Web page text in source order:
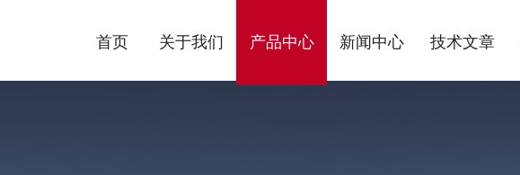
首页 关于我们 产品中心 新闻中心 技术文章